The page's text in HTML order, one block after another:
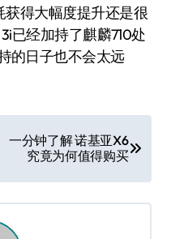
得大幅度提升还是很
已经加持了麒麟710处
的日子也不会太远
一分钟了解 诺基亚X6
究竟为何值得购买